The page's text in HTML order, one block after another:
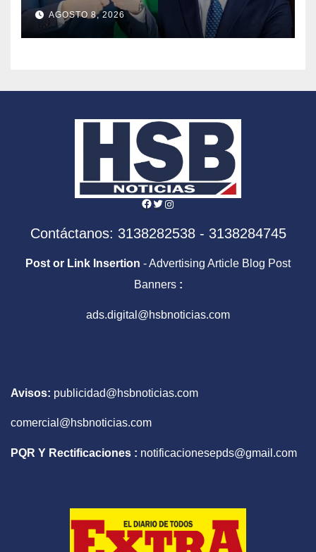
tomará el timón de la DIAN
en la era De la Espriella
AGOSTO 8, 2026
Facebook
Twitter
Instagram
Contáctanos: 3138282538 - 3138284745
Post or Link Insertion - Advertising Article Blog Post
Banners :
ads.digital@hsbnoticias.com
Avisos: publicidad@hsbnoticias.com
comercial@hsbnoticias.com
PQR Y Rectificaciones : notificacionesepds@gmail.com